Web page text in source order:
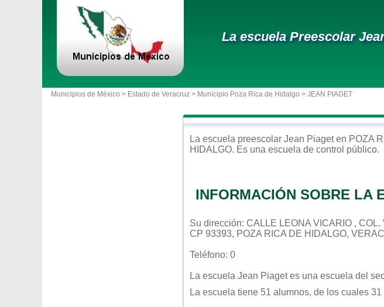
La escuela Preescolar
Municipios de México > Estado de Veracruz > Municipio Poza Rica de Hidalgo > JEAN PIAGET
La escuela preescolar Jean Piageten POZA
HIDALGO. Es una escuela de control público.
INFORMACIÓN SOBRE LA
Su dirección: CALLE LEONA VICARIO ,
CP 93393, POZA RICA DE HIDALGO,
Teléfono: 0
La escuela Jean Piagetes una escuela del
La escuela tiene 51 alumnos, de los cuales